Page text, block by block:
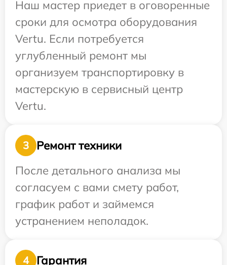
Наш мастер приедет в оговоренные
сроки для осмотра оборудования
Vertu. Если потребуется
углубленный ремонт мы
организуем транспортировку в
мастерскую в сервисный центр
Vertu.
3
Ремонт техники
После детального анализа мы
согласуем с вами смету работ,
график работ и займемся
устранением неполадок.
4
Гарантия